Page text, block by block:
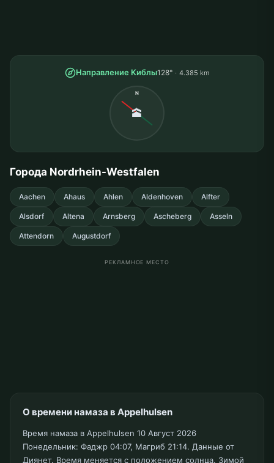
Направление Киблы128° 4.385 km
N
🕋
Города Nordrhein-Westfalen
Aachen Ahaus Ahlen Aldenhoven Alfter
Alsdorf Altena Arnsberg Ascheberg Asseln
Attendorn Augustdorf
РЕКЛАМНОЕ МЕСТО
О времени намаза в Appelhulsen
Время намаза в Appelhulsen 10 Август 2026
Понедельник: Фаджр 04:07, Магриб 21:14. Данные от
Диянет. Время меняется с положением солнца. Зимой